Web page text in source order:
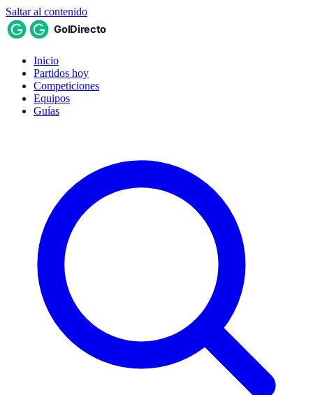
Saltar al contenido
Inicio
Partidos hoy
Competiciones
Equipos
Guías